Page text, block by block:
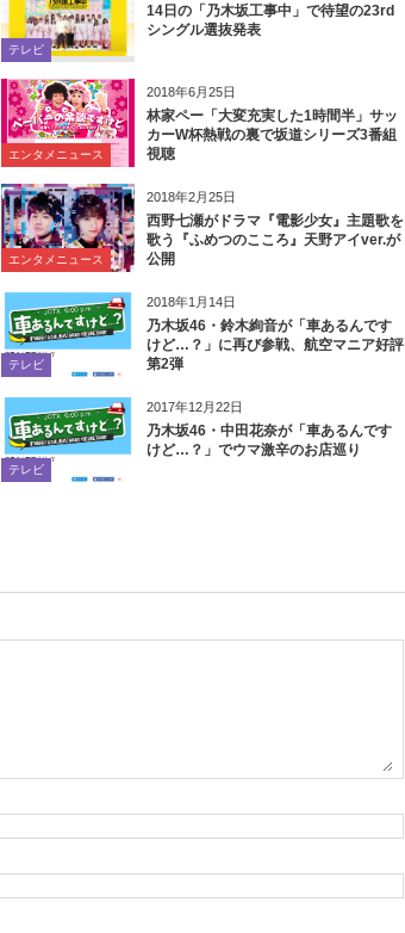
テレビ
14日の「乃木坂工事中」で待望の23rd
シングル選抜発表
2018年6月25日
エンタメニュース
林家ペー「大変充実した1時間半」サッ
カーW杯熱戦の裏で坂道シリーズ3番組
視聴
2018年2月25日
エンタメニュース
西野七瀬がドラマ『電影少女』主題歌を
歌う『ふめつのこころ』天野アイver.が
公開
2018年1月14日
テレビ
乃木坂46・鈴木絢音が「車あるんです
けど…？」に再び参戦、航空マニア好評
第2弾
2017年12月22日
テレビ
乃木坂46・中田花奈が「車あるんです
けど…？」でウマ激辛のお店巡り